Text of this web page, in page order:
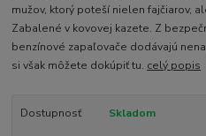
mužov, ktorý poteší nielen fajčiarov,
Zabalené v kovovej kazete. Z
benzínové zapaľovače dodávajú
si však môžete dokúpiť tu. celý popis
Dostupnosť Skladom